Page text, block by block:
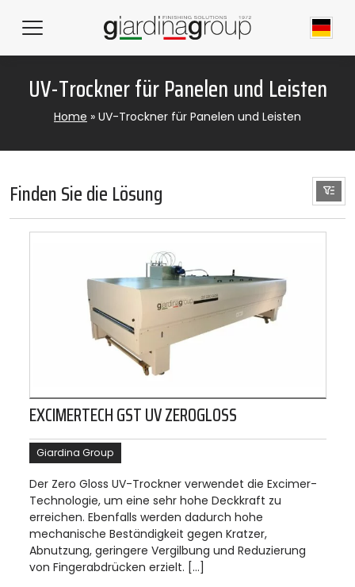
UV-Trockner für Panelen und Leisten
Home » UV-Trockner für Panelen und Leisten
Finden Sie die Lösung
EXCIMERTECH GST UV ZEROGLOSS
Giardina Group
Der Zero Gloss UV-Trockner verwendet die Excimer-
Technologie, um eine sehr hohe Deckkraft zu
erreichen. Ebenfalls werden dadurch hohe
mechanische Beständigkeit gegen Kratzer,
Abnutzung, geringere Vergilbung und Reduzierung
von Fingerabdrücken erzielt. […]